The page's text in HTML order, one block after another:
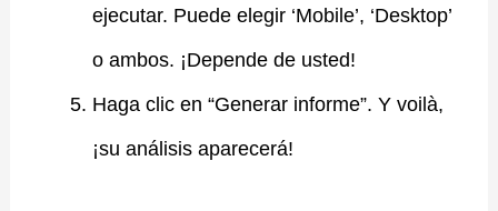
ejecutar. Puede elegir ‘Mobile’, ‘Desktop’
o ambos. ¡Depende de usted!
Haga clic en “Generar informe”. Y voilà,
¡su análisis aparecerá!